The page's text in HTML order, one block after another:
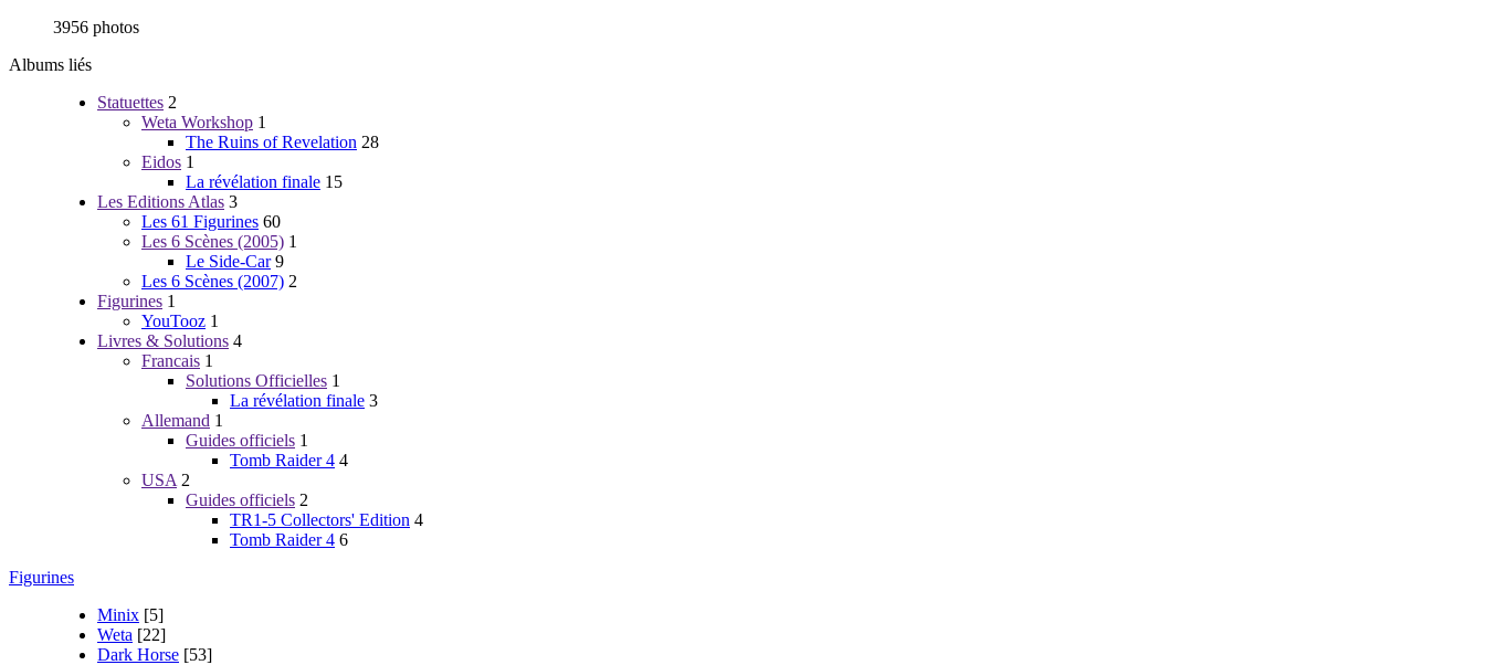
3956 photos
Albums liés
Statuettes 2
Weta Workshop 1
The Ruins of Revelation 28
Eidos 1
La révélation finale 15
Les Editions Atlas 3
Les 61 Figurines 60
Les 6 Scènes (2005) 1
Le Side-Car 9
Les 6 Scènes (2007) 2
Figurines 1
YouTooz 1
Livres & Solutions 4
Francais 1
Solutions Officielles 1
La révélation finale 3
Allemand 1
Guides officiels 1
Tomb Raider 4 4
USA 2
Guides officiels 2
TR1-5 Collectors' Edition 4
Tomb Raider 4 6
Figurines
Minix [5]
Weta [22]
Dark Horse [53]